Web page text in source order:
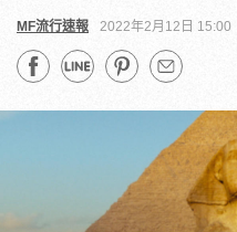
MF流行速報 2022年2月12日 15:00